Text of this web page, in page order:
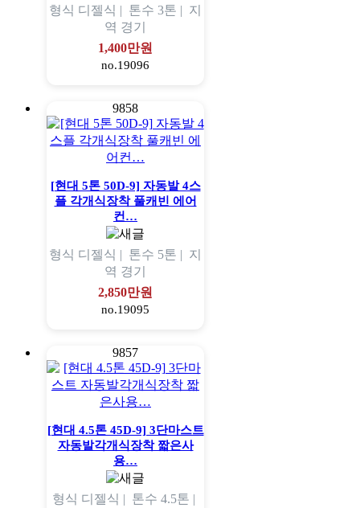
형식 디젤식 | 톤수 3톤 | 지
역 경기
1,400만원
no.19096
9858
[현대 5톤 50D-9] 자동발 4스
플 각개식장착 풀캐빈 에어
컨…
형식 디젤식 | 톤수 5톤 | 지
역 경기
2,850만원
no.19095
9857
[현대 4.5톤 45D-9] 3단마스트
자동발각개식장착 짧은사
용…
형식 디젤식 | 톤수 4.5톤 |